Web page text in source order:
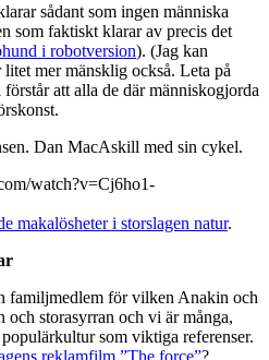
sådant som ingen människa
som faktiskt klarar av precis det
i robotversion). (Jag kan
mer mänsklig också. Leta på
att alla de där människogjorda
Dan MacAskill med sin cykel.
watch?v=Cj6ho1-
makalösheter i storslagen natur.
familjmedlem för vilken Anakin och
storasyrran och vi är många,
som viktiga referenser.
reklamfilm ”The force”?